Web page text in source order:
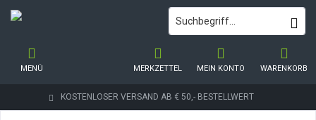
KOSTENLOSER VERSAND AB € 50,- BESTELLWERT
WARENKORB
MERKZETTEL MEIN KONTO
MENÜ